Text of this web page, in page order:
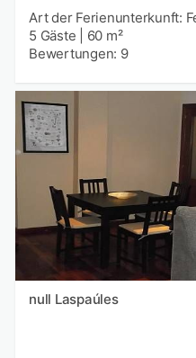
Art der Ferienunterkunft:
5 Gäste
60 m²
Bewertungen: 9
null Laspaúles